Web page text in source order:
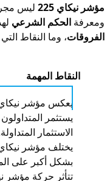
مؤشر نيكاي 225 ليس
ومعرفةالحكم الشرعي
الفروقات، وما النقاط
النقاط المهمة
يعكس مؤشر نيكاي 225 أداء أكبر 225 شركة مدرجة في بورصة طوكيو، ويُعد مقياسًا رئيسيًا للاقتصاد
يستثمر
الاستثمار
بشكل أكبر على